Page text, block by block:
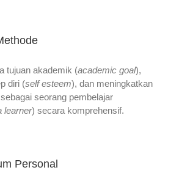
tujuan akademik (academic goal),
diri (self esteem), dan meningkatkan
seorang pembelajar
learner) secara komprehensif.
Personal